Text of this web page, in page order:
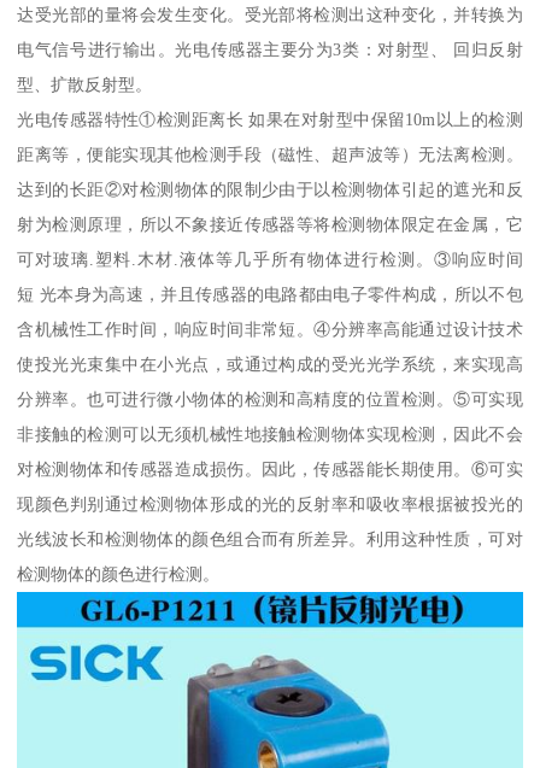
达受光部的量将会发生变化。受光部将检测出这种变化，并转换为
电气信号进行输出。光电传感器主要分为3类：对射型、 回归反射
型、扩散反射型。
光电传感器特性①检测距离长 如果在对射型中保留10m以上的检测
距离等，便能实现其他检测手段（磁性、超声波等）无法离检测。
达到的长距②对检测物体的限制少由于以检测物体引起的遮光和反
射为检测原理，所以不象接近传感器等将检测物体限定在金属，它
可对玻璃.塑料.木材.液体等几乎所有物体进行检测。③响应时间
短 光本身为高速，并且传感器的电路都由电子零件构成，所以不包
含机械性工作时间，响应时间非常短。④分辨率高能通过设计技术
使投光光束集中在小光点，或通过构成的受光光学系统，来实现高
分辨率。也可进行微小物体的检测和高精度的位置检测。⑤可实现
非接触的检测可以无须机械性地接触检测物体实现检测，因此不会
对检测物体和传感器造成损伤。因此，传感器能长期使用。⑥可实
现颜色判别通过检测物体形成的光的反射率和吸收率根据被投光的
光线波长和检测物体的颜色组合而有所差异。利用这种性质，可对
检测物体的颜色进行检测。